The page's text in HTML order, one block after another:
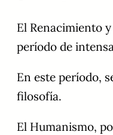
El Renacimiento
período de
En este período,
filosofía.
El Humanismo,